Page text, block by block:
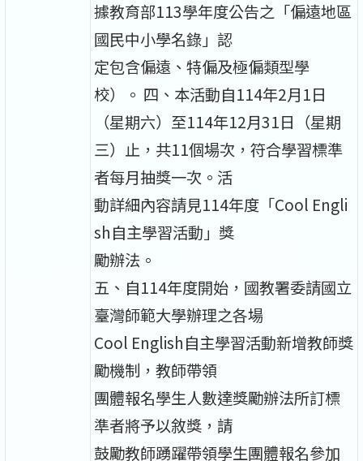
據教育部113學年度公告之「偏遠地區
國民中小學名錄」認
定包含偏遠、特偏及極偏類型學
校）。 四、本活動自114年2月1日
（星期六）至114年12月31日（星期
三）止，共11個場次，符合學習標準
者每月抽獎一次。活
動詳細內容請見114年度「Cool Engli
sh自主學習活動」獎
勵辦法。
五、自114年度開始，國教署委請國立
臺灣師範大學辦理之各場
Cool English自主學習活動新增教師獎
勵機制，教師帶領
團體報名學生人數達獎勵辦法所訂標
準者將予以敘獎，請
鼓勵教師踴躍帶領學生團體報名參加